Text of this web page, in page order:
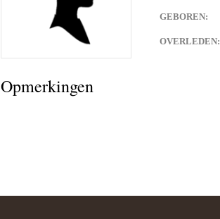
GEBOREN:
OVERLEDEN:
Opmerkingen